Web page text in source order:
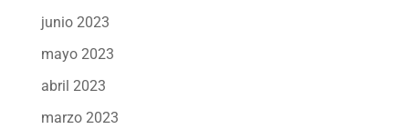
junio 2023
mayo 2023
abril 2023
marzo 2023